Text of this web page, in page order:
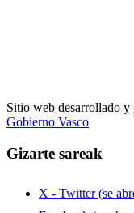
Sitio web desarrollado y
Gobierno Vasco
Gizarte sareak
X - Twitter (se